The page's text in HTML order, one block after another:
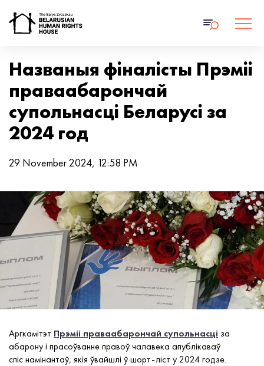
Названыя фіналісты Прэміі
праваабарончай
супольнасці Беларусі за
2024 год
29 November 2024, 12:58 PM
Аргкамітэт Прэміі праваабарончай супольнасці за
абарону і прасоўванне правоў чалавека апублікаваў
спіс намінантаў, якія ўвайшлі ў шорт-ліст у 2024 годзе.